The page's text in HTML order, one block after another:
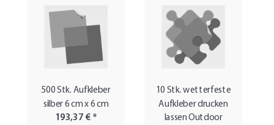
500 Stk. Aufkleber
silber 6 cm x 6 cm
193,37 € *
10 Stk. wetterfeste
Aufkleber drucken
lassen Outdoor